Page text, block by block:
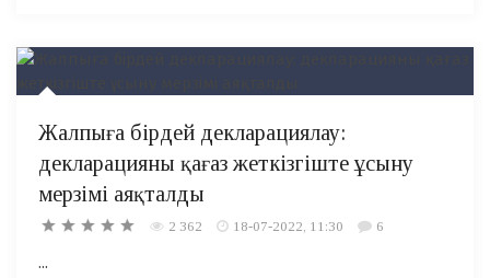
Жалпыға бірдей декларациялау:
декларацияны қағаз жеткізгіште ұсыну
мерзімі аяқталды
2 362 18-07-2022, 11:30 6
...